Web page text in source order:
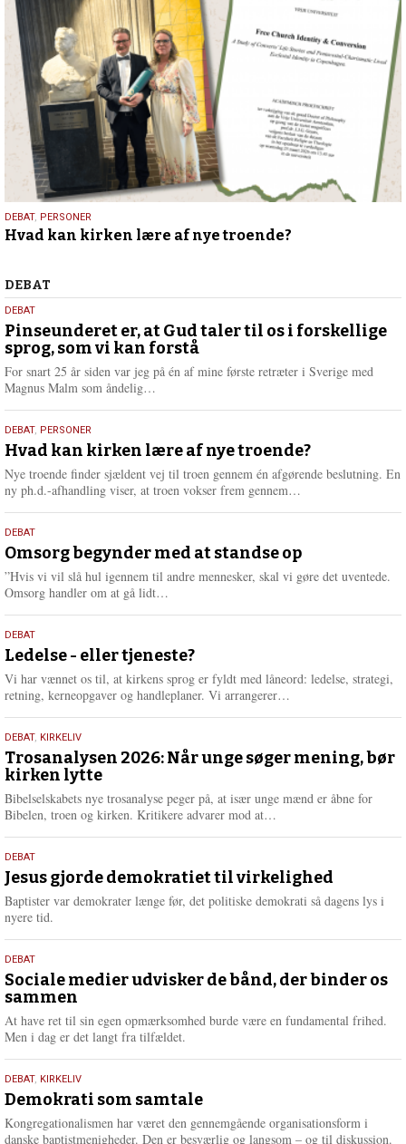
25.
juli
DEBAT, PERSONER
Hvad kan kirken lære af nye troende?
Debat
DEBAT
5.
august
2026
DEBAT
Pinseunderet er, at Gud taler til os i forskellige
sprog, som vi kan forstå
For snart 25 år siden var jeg på én af mine første retræter i Sverige med
Magnus Malm som åndelig…
e
r
e
25.
juli
2026
DEBAT, PERSONER
Hvad kan kirken lære af nye troende?
Nye troende finder sjældent vej til troen gennem én afgørende beslutning. En
ny ph.d.-afhandling viser, at troen vokser frem gennem…
e
r
e
9.
juli
2026
DEBAT
Omsorg begynder med at standse op
”Hvis vi vil slå hul igennem til andre mennesker, skal vi gøre det uventede.
Omsorg handler om at gå lidt…
e
r
e
10.
juni
2026
DEBAT
Ledelse - eller tjeneste?
Vi har vænnet os til, at kirkens sprog er fyldt med låneord: ledelse, strategi,
retning, kerneopgaver og handleplaner. Vi arrangerer…
e
2.
juni
2026
DEBAT, KIRKELIV
Trosanalysen 2026: Når unge søger mening, bør
kirken lytte
Bibelselskabets nye trosanalyse peger på, at især unge mænd er åbne for
Bibelen, troen og kirken. Kritikere advarer mod at…
e
r
e
18.
maj
2026
DEBAT
Jesus gjorde demokratiet til virkelighed
Baptister var demokrater længe før, det politiske demokrati så dagens lys i
nyere tid.
18.
maj
2026
DEBAT
Sociale medier udvisker de bånd, der binder os
sammen
At have ret til sin egen opmærksomhed burde være en fundamental frihed.
Men i dag er det langt fra tilfældet.
18.
maj
2026
DEBAT, KIRKELIV
Demokrati som samtale
Kongregationalismen har været den gennemgående organisationsform i
danske baptistmenigheder. Den er besværlig og langsom – og til diskussion.